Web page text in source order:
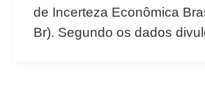
de Incerteza Econômica
Br). Segundo os dados